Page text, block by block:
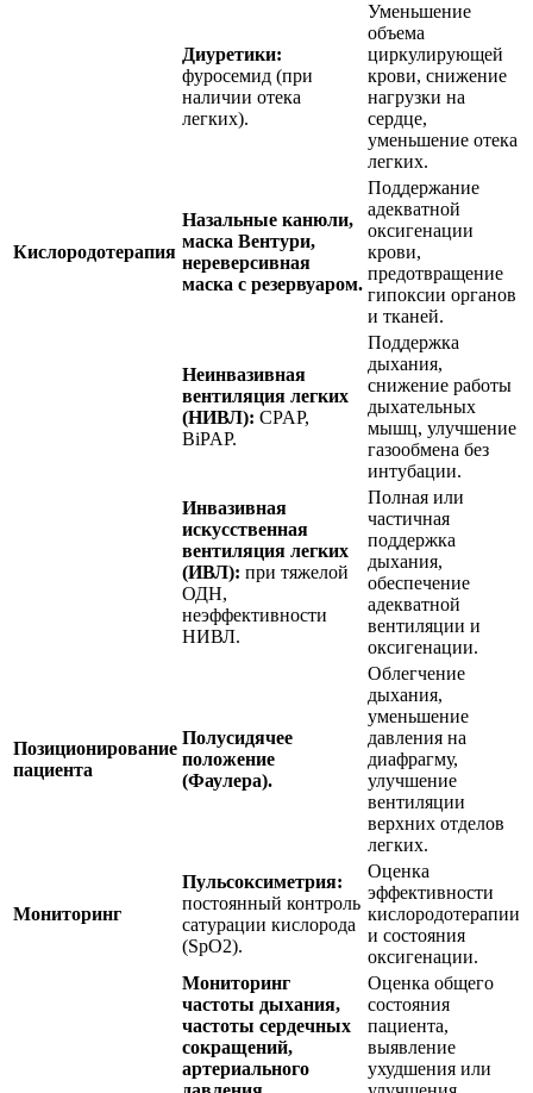
Диуретики:
фуросемид (при
наличии отека
легких).
Уменьшение
объема
циркулирующей
крови, снижение
нагрузки на
сердце,
уменьшение отека
легких.
Кислородотерапия
Назальные канюли,
маска Вентури,
нереверсивная
маска с резервуаром.
Поддержание
адекватной
оксигенации
крови,
предотвращение
гипоксии органов
и тканей.
Неинвазивная
вентиляция легких
(НИВЛ): CPAP,
BiPAP.
Поддержка
дыхания,
снижение работы
дыхательных
мышц, улучшение
газообмена без
интубации.
Инвазивная
искусственная
вентиляция легких
(ИВЛ): при тяжелой
ОДН,
неэффективности
НИВЛ.
Полная или
частичная
поддержка
дыхания,
обеспечение
адекватной
вентиляции и
оксигенации.
Позиционирование
пациента
Полусидячее
положение
(Фаулера).
Облегчение
дыхания,
уменьшение
давления на
диафрагму,
улучшение
вентиляции
верхних отделов
легких.
Мониторинг
Пульсоксиметрия:
постоянный контроль
сатурации кислорода
(SpO2).
Оценка
эффективности
кислородотерапии
и состояния
оксигенации.
Мониторинг
частоты дыхания,
частоты сердечных
сокращений,
артериального
Оценка общего
состояния
пациента,
выявление
ухудшения или